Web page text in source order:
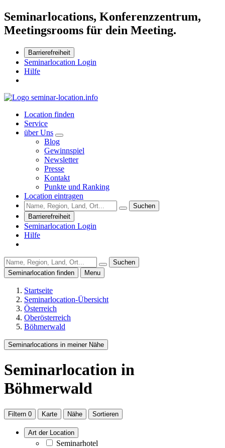
Seminarlocations, Konferenzzentrum,
Meetingsrooms für dein Meeting.
Barrierefreiheit
Seminarlocation Login
Hilfe
Location finden
Service
über Uns
Blog
Gewinnspiel
Newsletter
Presse
Kontakt
Punkte und Ranking
Location eintragen
Suchen
Barrierefreiheit
Seminarlocation Login
Hilfe
Suchen
Seminarlocation finden
Menu
Startseite
Seminarlocation-Übersicht
Österreich
Oberösterreich
Böhmerwald
Seminarlocations in meiner Nähe
Seminarlocation in
Böhmerwald
Filtern 0 Karte Nähe Sortieren
Art der Location
Seminarhotel